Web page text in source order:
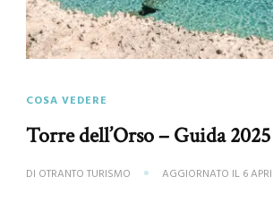
COSA VEDERE
Torre dell’Orso – Guida 2025
DI OTRANTO TURISMO AGGIORNATO IL 6